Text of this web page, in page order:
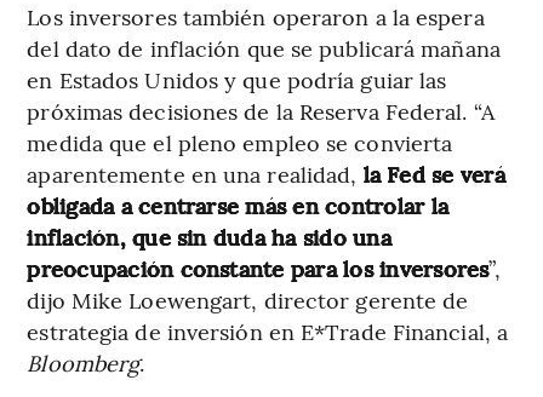
Los inversores también operaron a la espera
del dato de inflación que se publicará mañana
en Estados Unidos y que podría guiar las
próximas decisiones de la Reserva Federal. “A
medida que el pleno empleo se convierta
aparentemente en una realidad, la Fed se verá
obligada a centrarse más en controlar la
inflación, que sin duda ha sido una
preocupación constante para los inversores”,
dijo Mike Loewengart, director gerente de
estrategia de inversión en E*Trade Financial, a
Bloomberg.